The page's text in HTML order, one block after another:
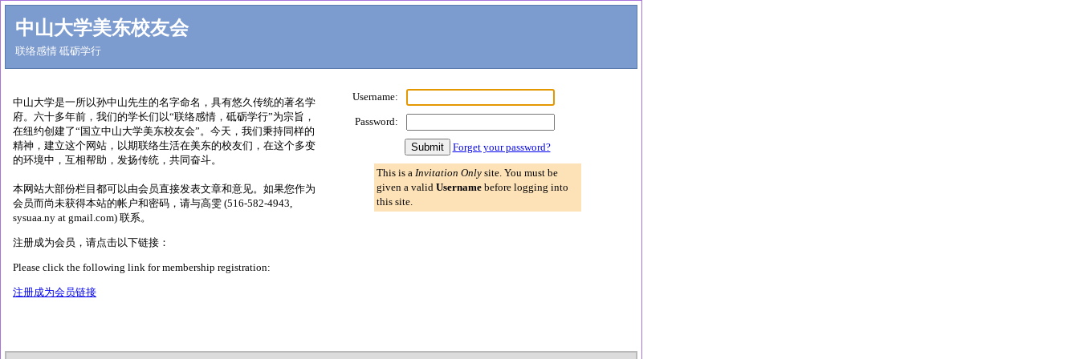
中山大学美东校友会
联络感情 砥砺学行
中山大学是一所以孙中山先生的名字命名，具有悠久传统的著名学
府。六十多年前，我们的学长们以“联络感情，砥砺学行”为宗旨，
在纽约创建了“国立中山大学美东校友会”。今天，我们秉持同样的
精神，建立这个网站，以期联络生活在美东的校友们，在这个多变
的环境中，互相帮助，发扬传统，共同奋斗。
本网站大部份栏目都可以由会员直接发表文章和意见。如果您作为
会员而尚未获得本站的帐户和密码，请与高雯 (516-582-4943,
sysuaa.ny at gmail.com) 联系。
注册成为会员，请点击以下链接：
Please click the following link for membership registration:
注册成为会员链接
Username:
Password:
Forget your password?
This is a Invitation Onlysite. You must be
given a valid Usernamebefore logging into
this site.